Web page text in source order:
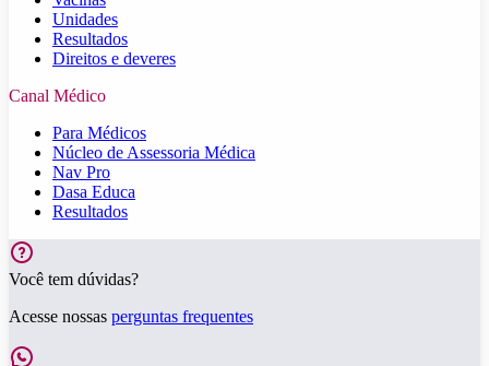
Unidades
Resultados
Direitos e deveres
Canal Médico
Para Médicos
Núcleo de Assessoria Médica
Nav Pro
Dasa Educa
Resultados
Você tem dúvidas?
Acesse nossas perguntas frequentes